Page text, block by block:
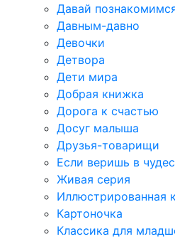
Давай
Давным-давно
Девочки
Детвора
Дети мира
Добрая книжка
Дорога к счастью
Досуг малыша
Друзья-товарищи
Если веришь в
Живая серия
Иллюстрированная
Картоночка
Классика для